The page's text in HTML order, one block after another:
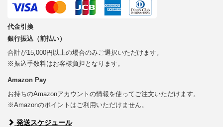
代金引換
銀行振込（前払い）
合計が15,000円以上の場合のみご選択いただけます。
※振込手数料はお客様負担となります。
Amazon Pay
お持ちのAmazonアカウントの情報を使ってご注文いただけます。
※Amazonのポイントはご利用いただけません。
発送スケジュール